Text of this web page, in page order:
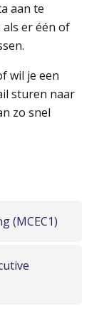
aan te
er één of
wil je een
sturen naar
zo snel
(MCEC1)